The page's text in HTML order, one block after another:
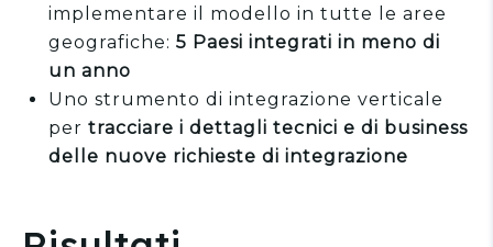
implementare il modello in tutte le aree
geografiche: 5 Paesi integrati in meno di
un anno
Uno strumento di integrazione verticale
per tracciare i dettagli tecnici e di business
delle nuove richieste di integrazione